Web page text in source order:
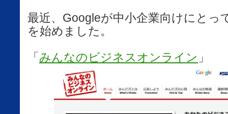
最近、Googleが中小企業向けにとっ
を始めました。
「 みんなのビジネスオンライン 」